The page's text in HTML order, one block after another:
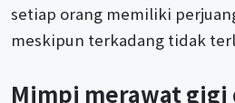
setiap orang memiliki
meskipun terkadang tidak
Mimpi merawat